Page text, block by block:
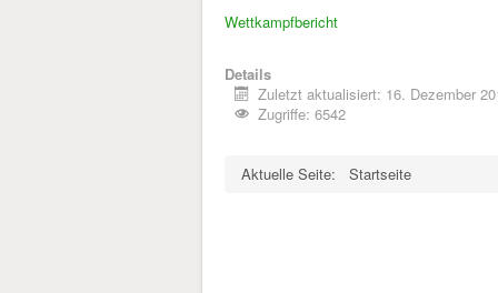
Wettkampfbericht
Details
Zuletzt aktualisiert: 16. Dezember
Zugriffe: 6542
Aktuelle Seite: Startseite